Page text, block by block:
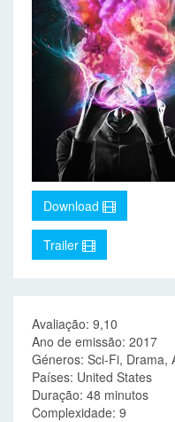
Download
Trailer
Avaliação: 9,10
Ano de emissão: 2017
Géneros: Sci-Fi, Drama,
Países: United States
Duração: 48 minutos
Complexidade: 9